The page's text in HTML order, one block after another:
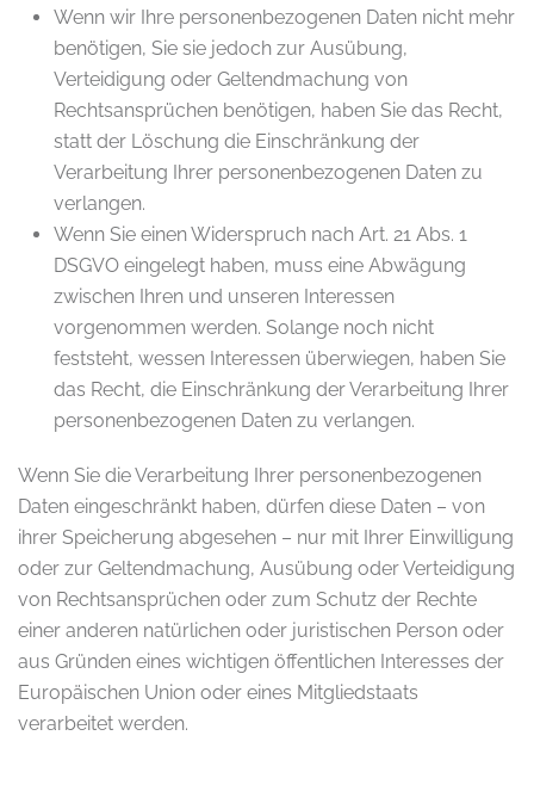
Wenn wir Ihre personenbezogenen Daten nicht mehr
benötigen, Sie sie jedoch zur Ausübung,
Verteidigung oder Geltendmachung von
Rechtsansprüchen benötigen, haben Sie das Recht,
statt der Löschung die Einschränkung der
Verarbeitung Ihrer personenbezogenen Daten zu
verlangen.
Wenn Sie einen Widerspruch nach Art. 21 Abs. 1
DSGVO eingelegt haben, muss eine Abwägung
zwischen Ihren und unseren Interessen
vorgenommen werden. Solange noch nicht
feststeht, wessen Interessen überwiegen, haben Sie
das Recht, die Einschränkung der Verarbeitung Ihrer
personenbezogenen Daten zu verlangen.
Wenn Sie die Verarbeitung Ihrer personenbezogenen
Daten eingeschränkt haben, dürfen diese Daten – von
ihrer Speicherung abgesehen – nur mit Ihrer Einwilligung
oder zur Geltendmachung, Ausübung oder Verteidigung
von Rechtsansprüchen oder zum Schutz der Rechte
einer anderen natürlichen oder juristischen Person oder
aus Gründen eines wichtigen öffentlichen Interesses der
Europäischen Union oder eines Mitgliedstaats
verarbeitet werden.